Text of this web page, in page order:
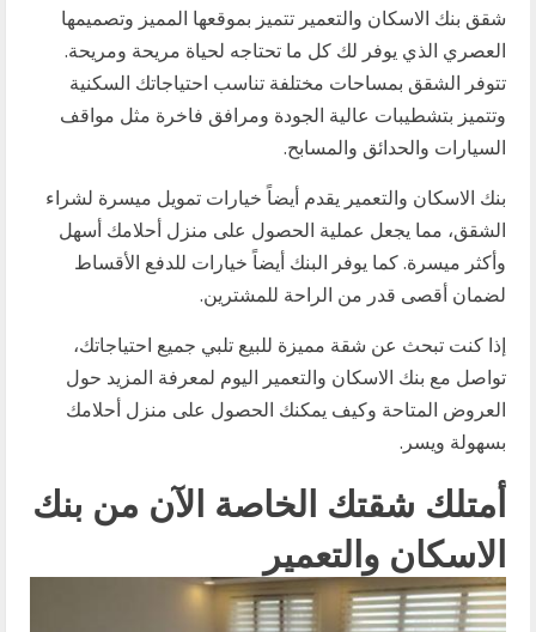
شقق بنك الاسكان والتعمير تتميز بموقعها المميز وتصميمها
العصري الذي يوفر لك كل ما تحتاجه لحياة مريحة ومريحة.
تتوفر الشقق بمساحات مختلفة تناسب احتياجاتك السكنية
وتتميز بتشطيبات عالية الجودة ومرافق فاخرة مثل مواقف
السيارات والحدائق والمسابح.
بنك الاسكان والتعمير يقدم أيضاً خيارات تمويل ميسرة لشراء
الشقق، مما يجعل عملية الحصول على منزل أحلامك أسهل
وأكثر ميسرة. كما يوفر البنك أيضاً خيارات للدفع الأقساط
لضمان أقصى قدر من الراحة للمشترين.
إذا كنت تبحث عن شقة مميزة للبيع تلبي جميع احتياجاتك،
تواصل مع بنك الاسكان والتعمير اليوم لمعرفة المزيد حول
العروض المتاحة وكيف يمكنك الحصول على منزل أحلامك
بسهولة ويسر.
أمتلك شقتك الخاصة الآن من بنك
الاسكان والتعمير